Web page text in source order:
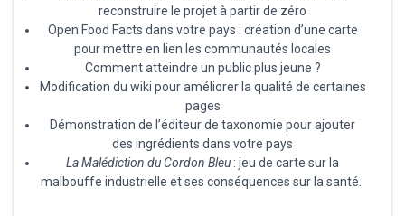
reconstruire le projet à partir de zéro
Open Food Facts dans votre pays : création d’une carte
pour mettre en lien les communautés locales
Comment atteindre un public plus jeune ?
Modification du wiki pour améliorer la qualité de certaines
pages
Démonstration de l’éditeur de taxonomie pour ajouter
des ingrédients dans votre pays
La Malédiction du Cordon Bleu : jeu de carte sur la
malbouffe industrielle et ses conséquences sur la santé.